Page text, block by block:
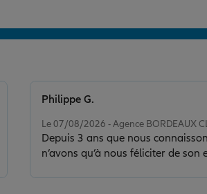
Le 07/08/2026 - Agence BORDEAUX
Depuis 3 ans que nous
n’avons qu’à nous féliciter de son
Philippe G.